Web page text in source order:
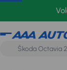
Online predaj